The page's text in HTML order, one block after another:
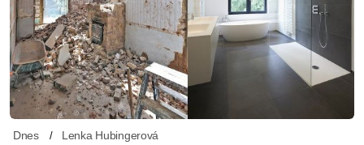
Dnes Lenka Hubingerová